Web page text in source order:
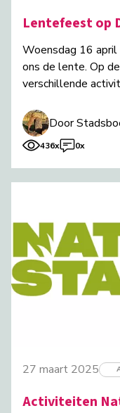
Lentefeest op
Woensdag 16
ons de lente. Op deze dag hebben we
verschillende
Door
436x 0x
27 maart 2025
Activiteiten